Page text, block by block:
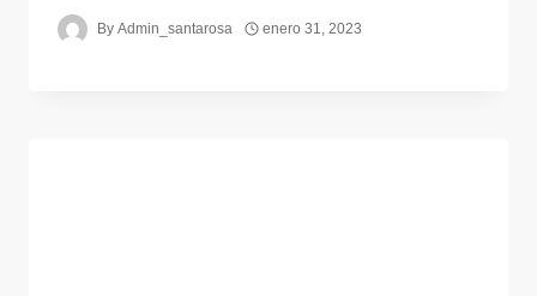
By Admin_santarosa enero 31, 2023